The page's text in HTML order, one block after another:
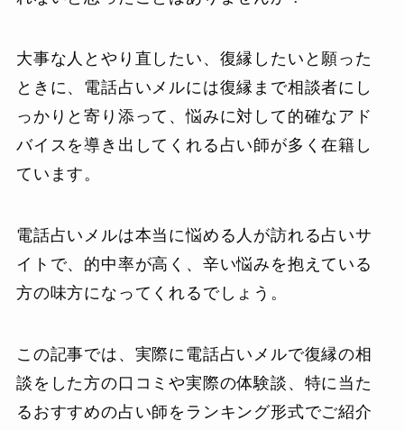
大事な人とやり直したい、復縁したいと願った
ときに、電話占いメルには復縁まで相談者にし
っかりと寄り添って、悩みに対して的確なアド
バイスを導き出してくれる占い師が多く在籍し
ています。
電話占いメルは本当に悩める人が訪れる占いサ
イトで、的中率が高く、辛い悩みを抱えている
方の味方になってくれるでしょう。
この記事では、実際に電話占いメルで復縁の相
談をした方の口コミや実際の体験談、特に当た
るおすすめの占い師をランキング形式でご紹介